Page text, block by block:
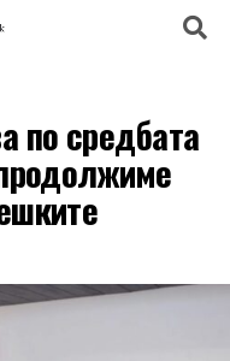
по средбата